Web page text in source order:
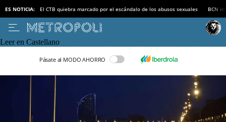
ES NOTICIA: El CTB quiebra marcado por el escándalo de los abusos sexuales BCN
Leer en Castellano
Pásate al MODO AHORRO